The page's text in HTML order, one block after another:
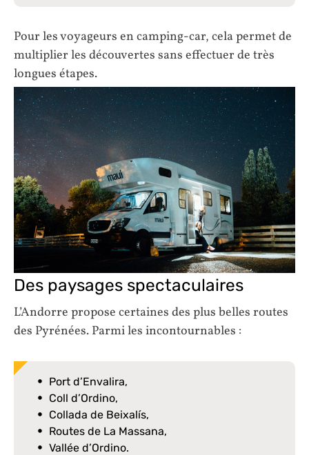
Pour les voyageurs en camping-car, cela permet de
multiplier les découvertes sans effectuer de très
longues étapes.
Des paysages spectaculaires
L’Andorre propose certaines des plus belles routes
des Pyrénées. Parmi les incontournables :
Port d’Envalira,
Coll d’Ordino,
Collada de Beixalís,
Routes de La Massana,
Vallée d’Ordino.